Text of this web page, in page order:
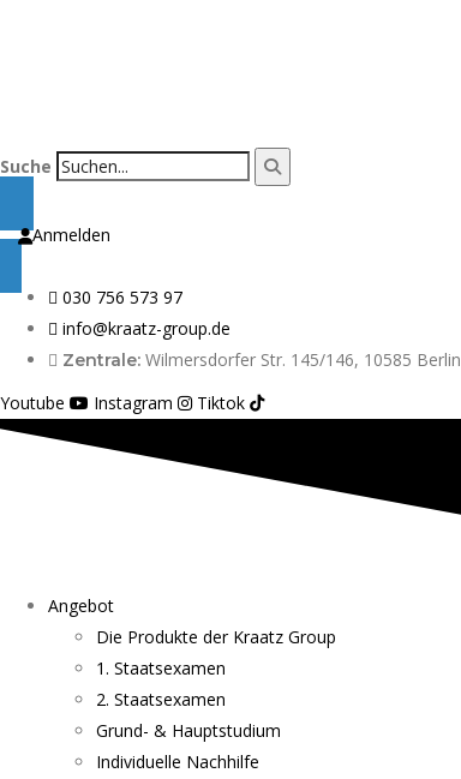
Suche
Anmelden
030 756 573 97
info@kraatz-group.de
Zentrale: Wilmersdorfer Str. 145/146, 10585 Berlin
Youtube
Instagram Tiktok
Angebot
Die Produkte der Kraatz Group
1. Staatsexamen
2. Staatsexamen
Grund- & Hauptstudium
Individuelle Nachhilfe